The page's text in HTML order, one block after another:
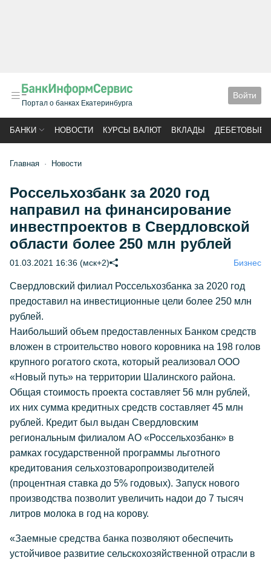
Портал о банках Екатеринбурга
Войти
БАНКИ НОВОСТИ КУРСЫ ВАЛЮТ ВКЛАДЫ ДЕБЕТОВЫЕ
Главная Новости
Россельхозбанк за 2020 год
направил на финансирование
инвестпроектов в Свердловской
области более 250 млн рублей
01.03.2021 16:36 (мск+2) Бизнес
Свердловский филиал Россельхозбанка за 2020 год
предоставил на инвестиционные цели более 250 млн
рублей.
Наибольший объем предоставленных Банком средств
вложен в строительство нового коровника на 198 голов
крупного рогатого скота, который реализовал ООО
«Новый путь» на территории Шалинского района.
Общая стоимость проекта составляет 56 млн рублей,
их них сумма кредитных средств составляет 45 млн
рублей. Кредит был выдан Свердловским
региональным филиалом АО «Россельхозбанк» в
рамках государственной программы льготного
кредитования сельхозтоваропроизводителей
(процентная ставка до 5% годовых). Запуск нового
производства позволит увеличить надои до 7 тысяч
литров молока в год на корову.
«Заемные средства банка позволяют обеспечить
устойчивое развитие сельскохозяйственной отрасли в